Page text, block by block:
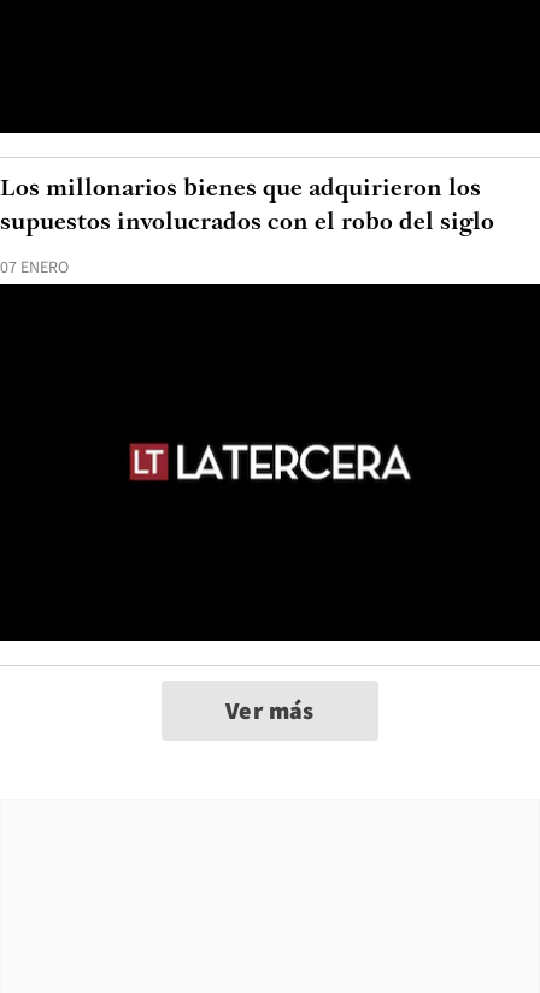
07 ENERO
Los millonarios bienes que adquirieron los
supuestos involucrados con el robo del siglo
Ver más